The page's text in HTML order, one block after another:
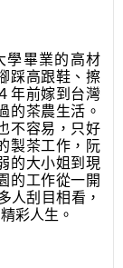
學畢業的高材
踩高跟鞋、擦
年前嫁到台灣
的茶農生活。
不容易，只好
製茶工作，阮
的大小姐到現
的工作從一開
人刮 目相看，
彩人生。